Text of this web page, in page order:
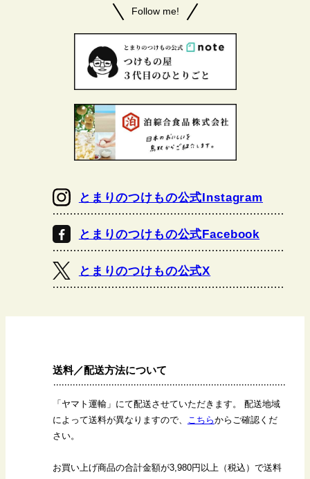
Follow me!
とまりのつけもの公式Instagram
とまりのつけもの公式Facebook
とまりのつけもの公式X
送料／配送方法について
「ヤマト運輸」にて配送させていただきます。 配送地域
によって送料が異なりますので、 こちらからご確認くだ
さい。
お買い上げ商品の合計金額が3,980円以上（税込）で送料